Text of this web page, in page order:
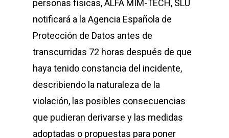
personas físicas,ALFA MIM-TECH, SLU
notificará a la Agencia Española de
Protección de Datos antes de
transcurridas 72 horas después de que
haya tenido constancia del incidente,
describiendo la naturaleza de la
violación, las posibles consecuencias
que pudieran derivarse y las medidas
adoptadas o propuestas para poner